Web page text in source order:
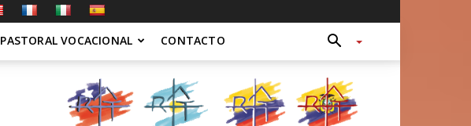
PASTORAL VOCACIONAL CONTACTO